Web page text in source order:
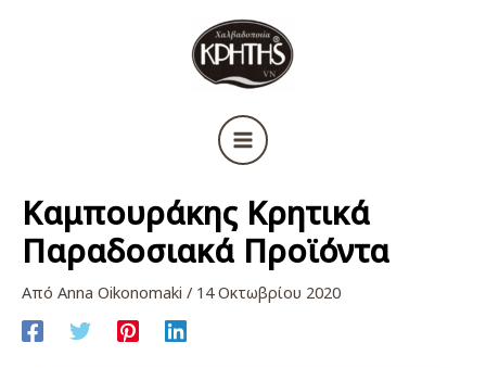
Καμπουράκης Κρητικά
Παραδοσιακά Προϊόντα
Από Anna Oikonomaki / 14 Οκτωβρίου 2020